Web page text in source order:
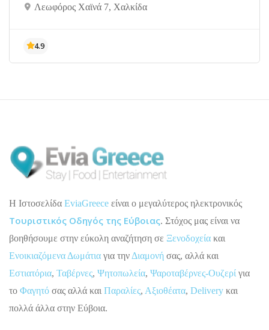
Λεωφόρος Χαϊνά 7, Χαλκίδα
H Ιστοσελίδα EviaGreece είναι ο μεγαλύτερος ηλεκτρονικός
Τουριστικός Οδηγός της Εύβοιας. Στόχος μας είναι να
βοηθήσουμε στην εύκολη αναζήτηση σε Ξενοδοχεία και
Ενοικιαζόμενα Δωμάτια για την Διαμονή σας, αλλά και
Εστιατόρια, Ταβέρνες, Ψητοπωλεία, Ψαροταβέρνες-Ουζερί για
το Φαγητό σας αλλά και Παραλίες, Αξιοθέατα, Delivery και
πολλά άλλα στην Εύβοια.